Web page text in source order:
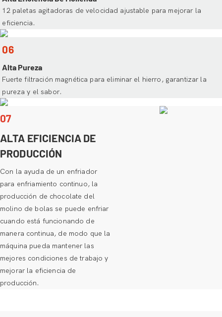
12 paletas agitadoras de velocidad ajustable para mejorar la
eficiencia.
06
Alta Pureza
Fuerte filtración magnética para eliminar el hierro, garantizar la
pureza y el sabor.
07
ALTA EFICIENCIA DE
PRODUCCIÓN
Con la ayuda de un enfriador
para enfriamiento continuo, la
producción de chocolate del
molino de bolas se puede enfriar
cuando está funcionando de
manera continua, de modo que la
máquina pueda mantener las
mejores condiciones de trabajo y
mejorar la eficiencia de
producción.